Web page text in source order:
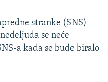
stranke (SNS)
se neće
a kada se bude biralo